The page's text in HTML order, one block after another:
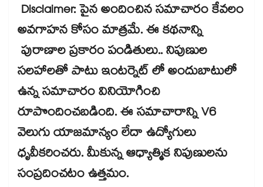
Disclaimer: పైన అందించిన సమాచారం కేవలం
అవగాహన కోసం మాత్రమే. ఈ కథనాన్ని
పురాణాల ప్రకారం పండితులు.. నిపుణుల
సలహాలతో పాటు ఇంటర్నెట్ లో అందుబాటులో
ఉన్న సమాచారం వినియోగించి
రూపొందించబడింది. ఈ సమాచారాన్ని V6
వెలుగు యాజమాన్యం లేదా ఉద్యోగులు
ధృవీకరించరు. మీకున్న ఆధ్యాత్మిక నిపుణులను
సంప్రదించటం ఉత్తమం.